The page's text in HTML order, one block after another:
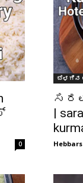
0
ಬೆಳಗಿನ
|